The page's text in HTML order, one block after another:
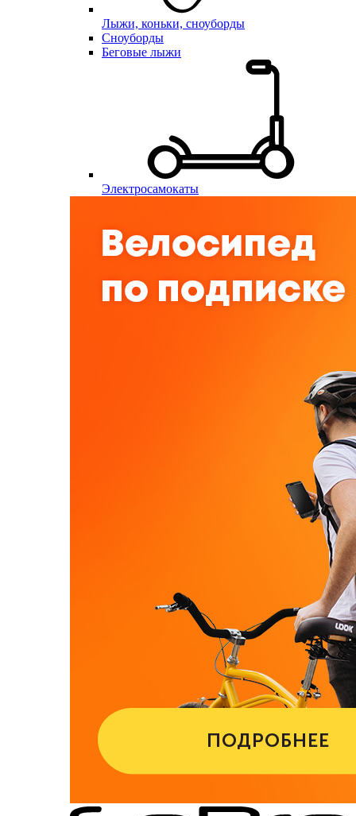
Лыжи, коньки, сноуборды
Сноуборды
Беговые лыжи
Электросамокаты